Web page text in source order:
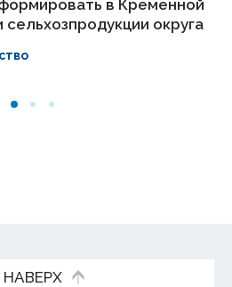
в Кременной
округа
НАВЕРХ